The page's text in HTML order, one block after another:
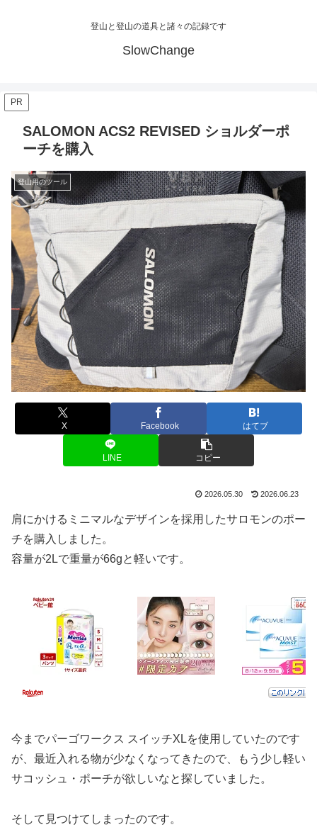
登山と登山の道具と諸々の記録です
SlowChange
PR
SALOMON ACS2 REVISED ショルダーポ
ーチを購入
登山用のツール
X Facebook はてブ
LINE コピー
2026.05.30 2026.06.23
肩にかけるミニマルなデザインを採用したサロモンのポー
チを購入しました。
容量が2Lで重量が66gと軽いです。
今までパーゴワークス スイッチXLを使用していたのです
が、最近入れる物が少なくなってきたので、もう少し軽い
サコッシュ・ポーチが欲しいなと探していました。
そして見つけてしまったのです。